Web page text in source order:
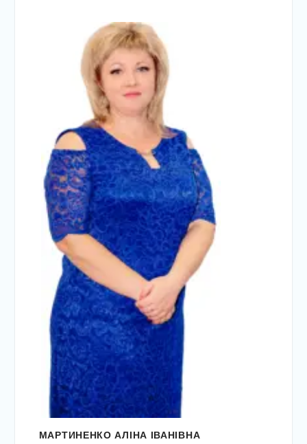
МАРТИНЕНКО АЛІНА ІВАНІВНА